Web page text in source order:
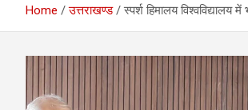
Home उत्तराखण्ड स्पर्श हिमालय विश्वविद्यालय